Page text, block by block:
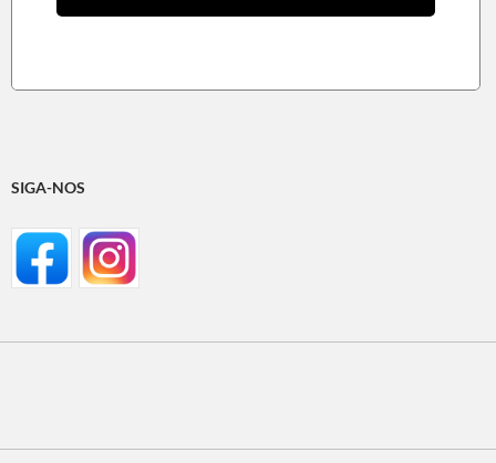
SIGA-NOS